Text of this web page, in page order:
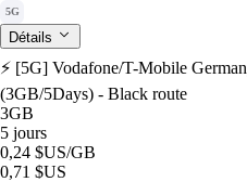
5G
Détails
⚡️ [5G] Vodafone/T-Mobile
(3GB/5Days) - Black route
3GB
5 jours
0,24 $US/GB
0,71 $US